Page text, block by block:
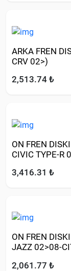
ARKA FREN
CRV 02>)
2,513.74 ₺
ON FREN
CIVIC TYPE-R
3,416.31 ₺
ON FREN
JAZZ 02>08-
2,061.77 ₺